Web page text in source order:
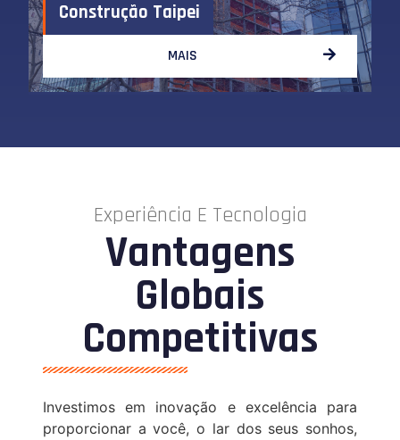
Construção Taipei
MAIS
Experiência E Tecnologia
Vantagens
Globais
Competitivas
Investimos em inovação e excelência para
proporcionar a você, o lar dos seus sonhos,